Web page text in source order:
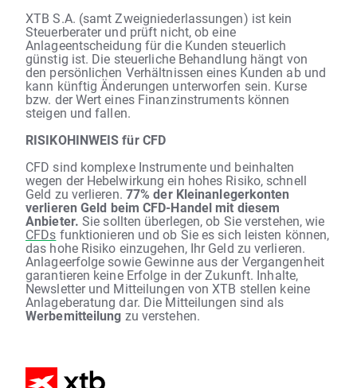
XTB S.A. (samt Zweigniederlassungen) ist kein
Steuerberater und prüft nicht, ob eine
Anlageentscheidung für die Kunden steuerlich
günstig ist. Die steuerliche Behandlung hängt von
den persönlichen Verhältnissen eines Kunden ab und
kann künftig Änderungen unterworfen sein. Kurse
bzw. der Wert eines Finanzinstruments können
steigen und fallen.
RISIKOHINWEIS für CFD
CFD sind komplexe Instrumente und beinhalten
wegen der Hebelwirkung ein hohes Risiko, schnell
Geld zu verlieren. 77% der Kleinanlegerkonten
verlieren Geld beim CFD-Handel mit diesem
Anbieter. Sie sollten überlegen, ob Sie verstehen, wie
CFDs funktionieren und ob Sie es sich leisten können,
das hohe Risiko einzugehen, Ihr Geld zu verlieren.
Anlageerfolge sowie Gewinne aus der Vergangenheit
garantieren keine Erfolge in der Zukunft. Inhalte,
Newsletter und Mitteilungen von XTB stellen keine
Anlageberatung dar. Die Mitteilungen sind als
Werbemitteilung zu verstehen.